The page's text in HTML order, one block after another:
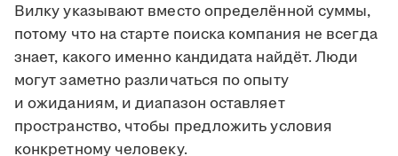
Вилку указывают вместо определённой суммы,
потому что на старте поиска компания не всегда
знает, какого именно кандидата найдёт. Люди
могут заметно различаться по опыту
и ожиданиям, и диапазон оставляет
пространство, чтобы предложить условия
конкретному человеку.